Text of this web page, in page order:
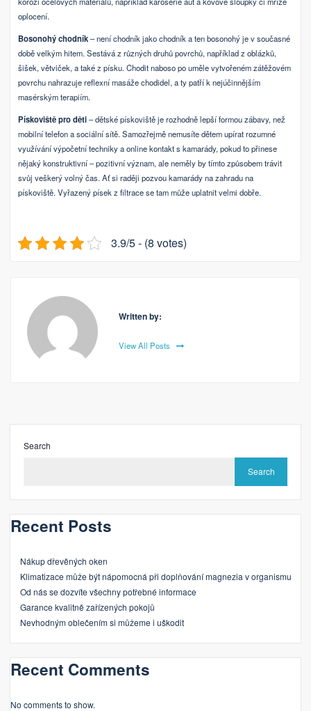
oplocení.
Bosonohý chodník– není chodník jako chodník a ten bosonohý je v současné
době velkým hitem. Sestává z různých druhů povrchů, například z oblázků,
šišek, větviček, a také z písku. Chodit naboso po uměle vytvořeném zátěžovém
povrchu nahrazuje reflexní masáže chodidel, a ty patří k nejúčinnějším
masérským terapiím.
Pískoviště pro děti– dětské pískoviště je rozhodně lepší formou zábavy, než
mobilní telefon a sociální sítě. Samozřejmě nemusíte dětem upírat rozumné
využívání výpočetní techniky a online kontakt s kamarády, pokud to přinese
nějaký konstruktivní – pozitivní význam, ale neměly by tímto způsobem trávit
svůj veškerý volný čas. Ať si raději pozvou kamarády na zahradu na
pískoviště. Vyřazený písek z filtrace se tam může uplatnit velmi dobře.
3.9/5 - (8 votes)
Written by:
View All Posts
Search
Search
Recent Posts
Nákup dřevěných oken
Klimatizace může být nápomocná při doplňování magnezia v organismu
Od nás se dozvíte všechny potřebné informace
Garance kvalitně zařízených pokojů
Nevhodným oblečením si můžeme i uškodit
Recent Comments
No comments to show.